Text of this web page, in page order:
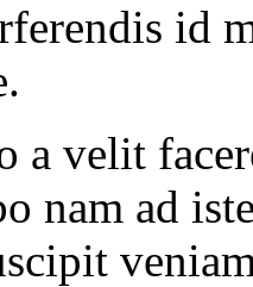
id
a velit
nam ad